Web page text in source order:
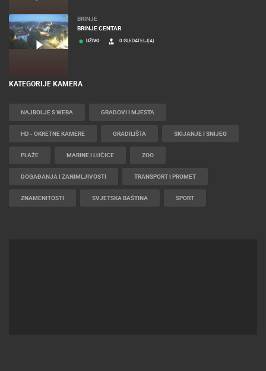
BRINJE
BRINJE CENTAR
UŽIVO 0 GLEDATELJ(A)
KATEGORIJE KAMERA
NAJBOLJE S WEBA GRADOVI I MJESTA
HD - OKRETNE KAMERE GRADILIŠTA SKIJANJE I SNIJEG
PLAŽE MARINE I LUČICE ZOO
DOGAĐANJA I ZANIMLJIVOSTI TRANSPORT I PROMET
ZNAMENITOSTI SVJETSKA BAŠTINA SPORT